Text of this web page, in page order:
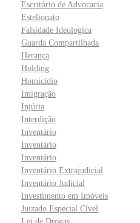
Escritório de Advocacia
Estelionato
Falsidade Ideologica
Guarda Compartilhada
Herança
Holding
Homicídio
Imigração
Injúria
Interdição
Inventário
Inventário
Inventário
Inventário Extrajudicial
Inventário Judicial
Investimento em Imóveis
Juizado Especial Cível